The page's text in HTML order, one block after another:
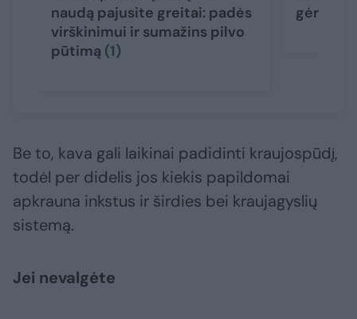
naudą pajusite greitai: padės
virškinimui ir sumažins pilvo
pūtimą (1)
gėrimą,
Be to, kava gali laikinai padidinti kraujospūdį,
todėl per didelis jos kiekis papildomai
apkrauna inkstus ir širdies bei kraujagyslių
sistemą.
Jei nevalgėte